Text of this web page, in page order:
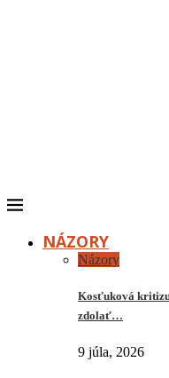
NÁZORY
Názory
Kosťuková
zdolať…
9 júla, 2026